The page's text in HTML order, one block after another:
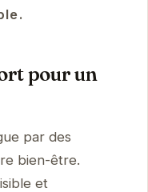
pour un
par des
bien-être.
et